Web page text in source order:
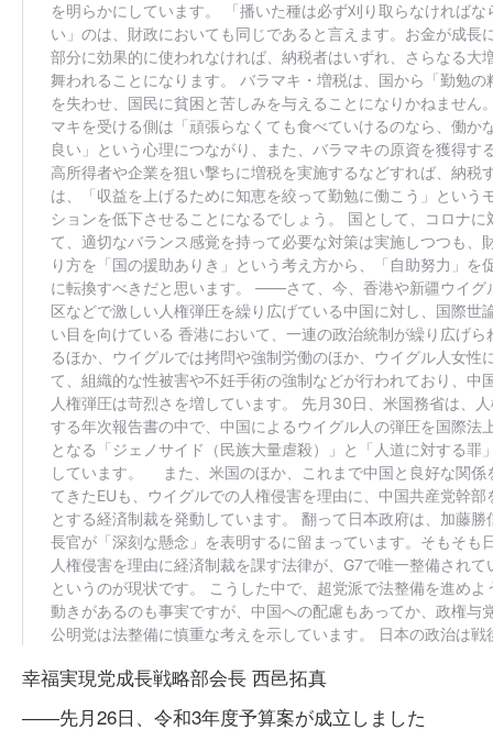
幸福実現党成長戦略部会長 西邑拓真
――先月26日、令和3年度予算案が成立しました